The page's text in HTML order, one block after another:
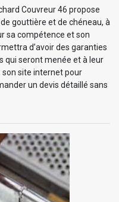
Couvreur 46 propose
gouttière et de chéneau, à
sa compétence et son
d’avoir des garanties
qui seront menée et à leur
son site internet pour
un devis détaillé sans